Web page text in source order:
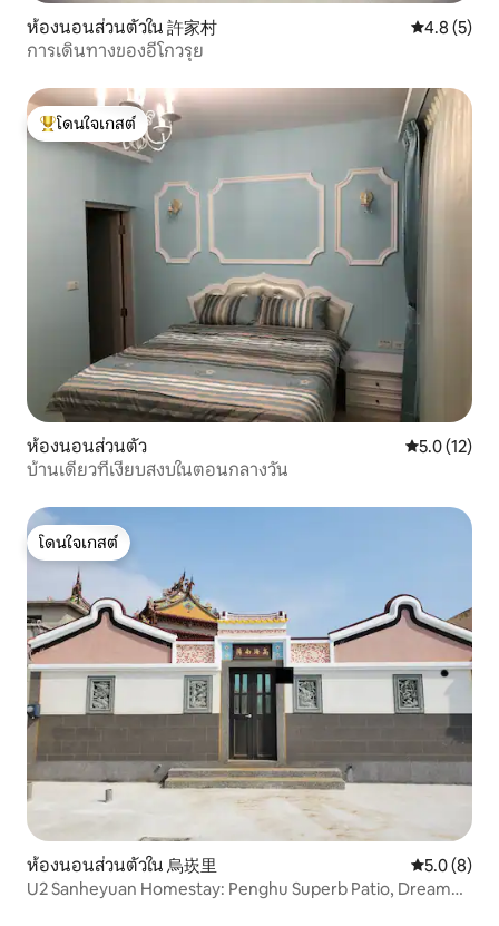
ห้องนอนส่วนตัวใน 許家村 คะแนนเฉลี่
4.8 (5)
การเดินทางของอีโกวรุย
โดนใจเกสต์ที่สุด
โดนใจเกสต์
ห้องนอนส่วนตัว คะแนนเฉลี่ย
5.0 (12)
บ้านเดี่ยวที่เงียบสงบในตอนกลางวัน
โดนใจเกสต์
โดนใจเกสต์
ห้องนอนส่วนตัวใน 烏崁里 คะแนนเฉลี่
5.0 (8)
U2 Sanheyuan Homestay: Penghu Superb Patio, Dream